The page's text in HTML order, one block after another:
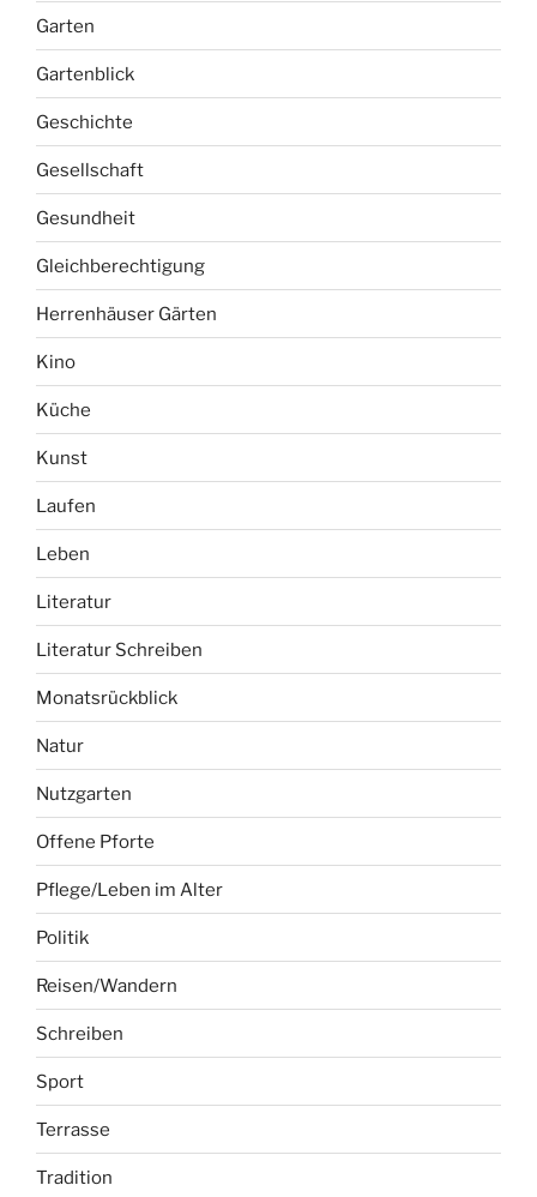
Garten
Gartenblick
Geschichte
Gesellschaft
Gesundheit
Gleichberechtigung
Herrenhäuser Gärten
Kino
Küche
Kunst
Laufen
Leben
Literatur
Literatur Schreiben
Monatsrückblick
Natur
Nutzgarten
Offene Pforte
Pflege/Leben im Alter
Politik
Reisen/Wandern
Schreiben
Sport
Terrasse
Tradition